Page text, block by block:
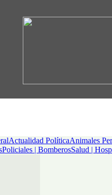
Actualidad PolíticaAnimales
Policiales | BomberosSalud |